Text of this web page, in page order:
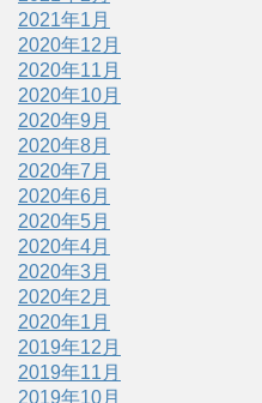
2021年1月
2020年12月
2020年11月
2020年10月
2020年9月
2020年8月
2020年7月
2020年6月
2020年5月
2020年4月
2020年3月
2020年2月
2020年1月
2019年12月
2019年11月
2019年10月